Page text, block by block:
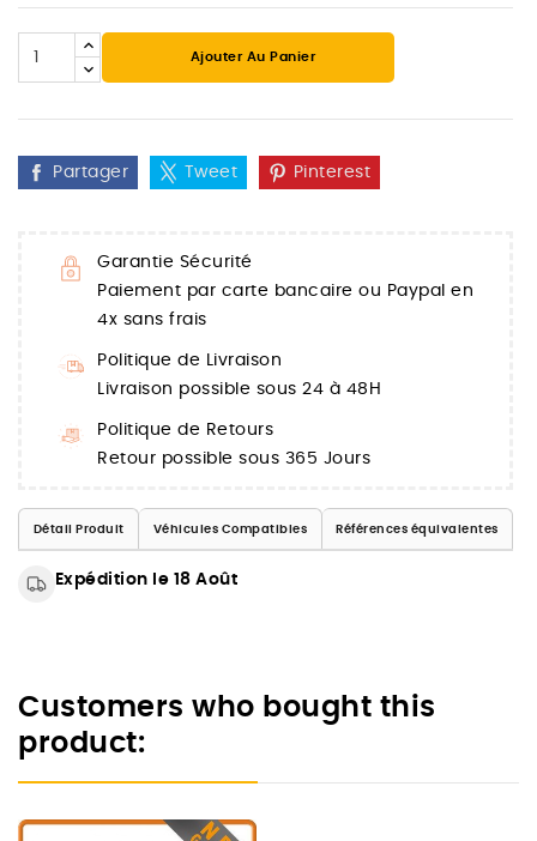
Ajouter Au Panier
Partager Tweet Pinterest
Garantie Sécurité
Paiement par carte bancaire ou Paypal en
4x sans frais
Politique de Livraison
Livraison possible sous 24 à 48H
Politique de Retours
Retour possible sous 365 Jours
Détail Produit Véhicules Compatibles Références équivalentes
Expédition le 18 Août
Customers who bought this
product: